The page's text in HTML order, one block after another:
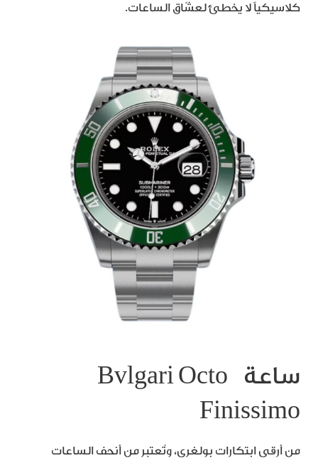
كلاسيكياً لا يخطئ لعشّاق الساعات.
ساعة Bvlgari Octo
Finissimo
من أرقى ابتكارات بولغري، وتُعتبر من أنحف الساعات